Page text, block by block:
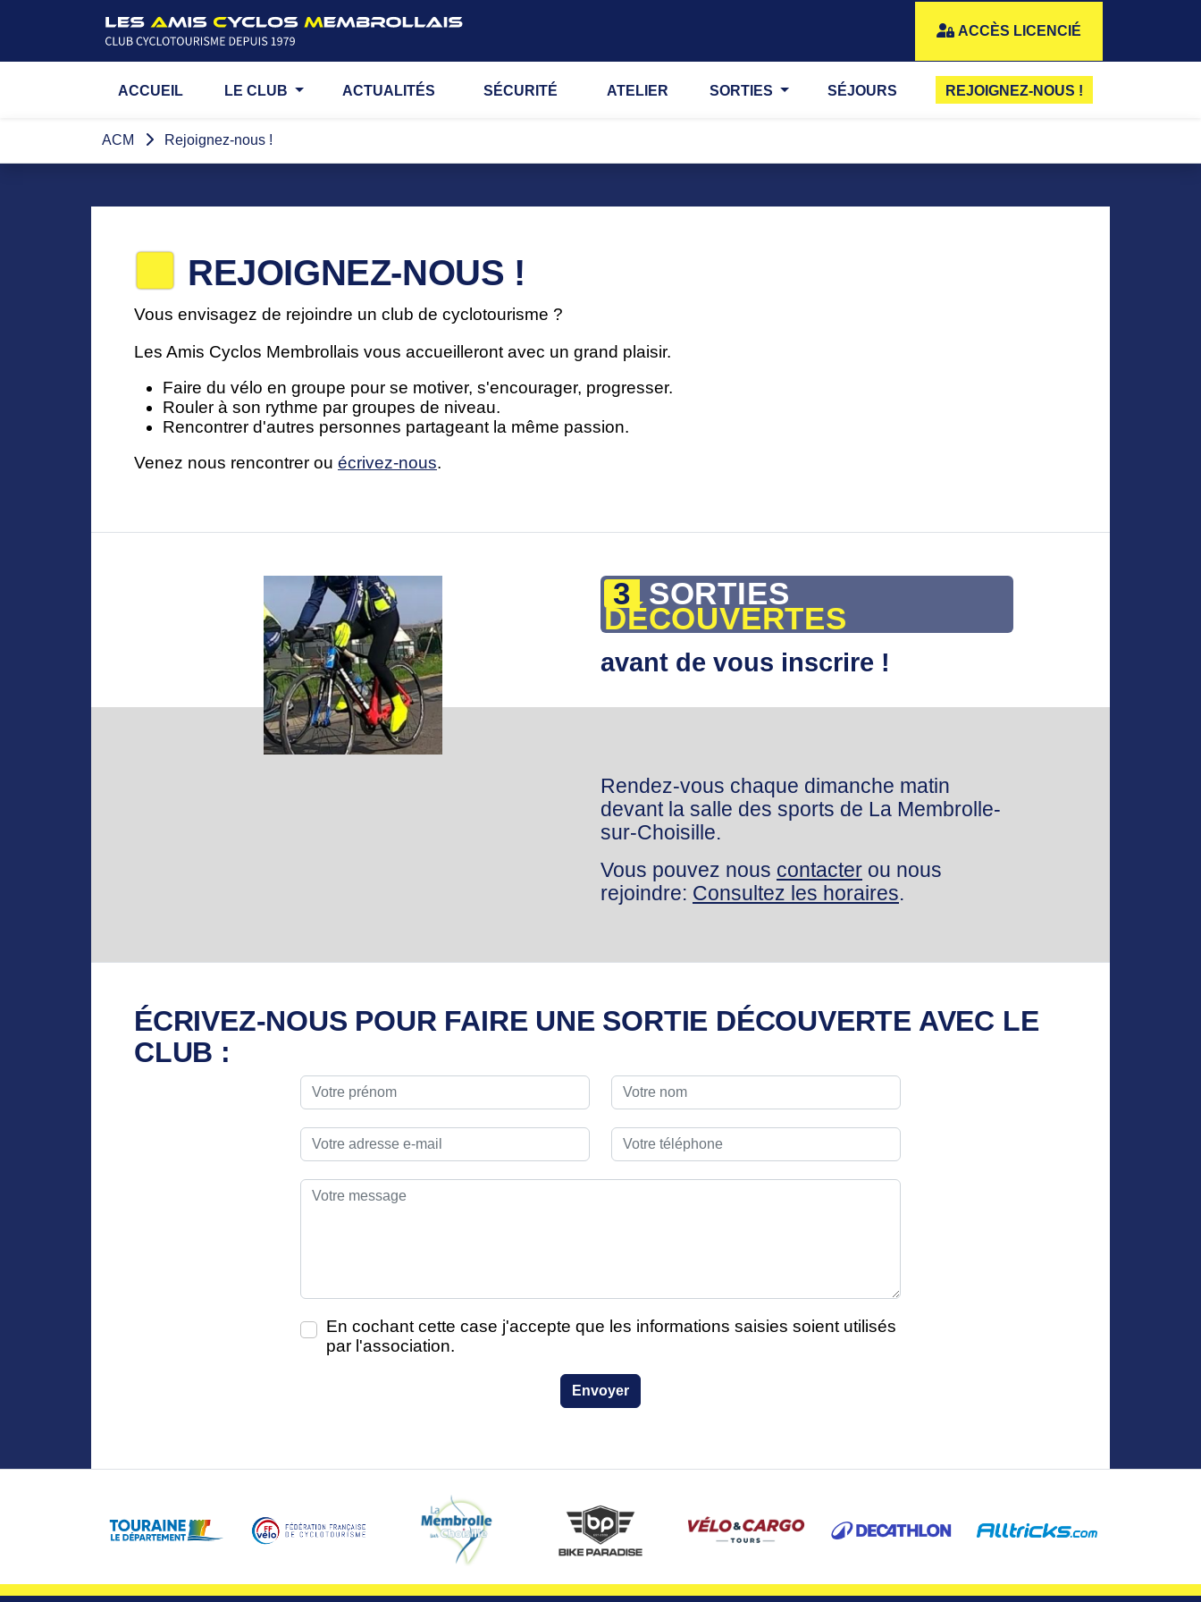
ACCÈS LICENCIÉ
ACCUEIL LE CLUB ACTUALITÉS SÉCURITÉ ATELIER SORTIES SÉJOURS REJOIGNEZ-NOUS !
ACM Rejoignez-nous !
REJOIGNEZ-NOUS !
Vous envisagez de rejoindre un club de cyclotourisme ?
Les Amis Cyclos Membrollais vous accueilleront avec un grand plaisir.
Faire du vélo en groupe pour se motiver, s'encourager, progresser.
Rouler à son rythme par groupes de niveau.
Rencontrer d'autres personnes partageant la même passion.
Venez nous rencontrer ou écrivez-nous.
SORTIES
DÉCOUVERTES
avant de vous inscrire !
Rendez-vous chaque dimanche matin
devant la salle des sports de La Membrolle-
sur-Choisille.
Vous pouvez nous contacterou nous
rejoindre: Consultez les horaires.
ÉCRIVEZ-NOUS POUR FAIRE UNE SORTIE DÉCOUVERTE AVEC LE
CLUB :
Votre prénom * Votre nom *
Votre adresse e-mail * Votre téléphone *
Votre message *
En cochant cette case j'accepte que les informations saisies soient utilisés
par l'association.